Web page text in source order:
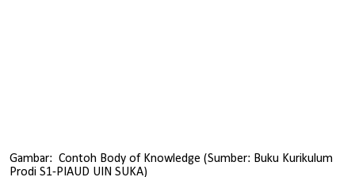
Gambar: Contoh Body of Knowledge (Sumber: Buku Kurikulum
Prodi S1-PIAUD UIN SUKA)